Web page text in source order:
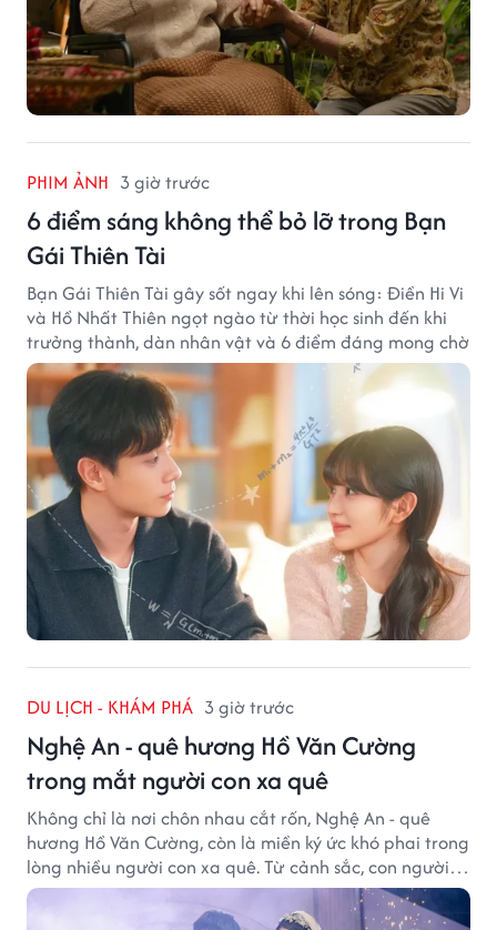
PHIM ẢNH 3 giờ trước
6 điểm sáng không thể bỏ lỡ trong Bạn
Gái Thiên Tài
Bạn Gái Thiên Tài gây sốt ngay khi lên sóng: Điền Hi Vi
và Hồ Nhất Thiên ngọt ngào từ thời học sinh đến khi
trưởng thành, dàn nhân vật và 6 điểm đáng mong chờ
DU LỊCH - KHÁM PHÁ 3 giờ trước
Nghệ An - quê hương Hồ Văn Cường
trong mắt người con xa quê
Không chỉ là nơi chôn nhau cắt rốn, Nghệ An - quê
hương Hồ Văn Cường, còn là miền ký ức khó phai trong
lòng nhiều người con xa quê. Từ cảnh sắc, con người
đến hương vị quê nhà, tất cả đều trở thành những
điều khiến họ luôn mong ngày trở về.